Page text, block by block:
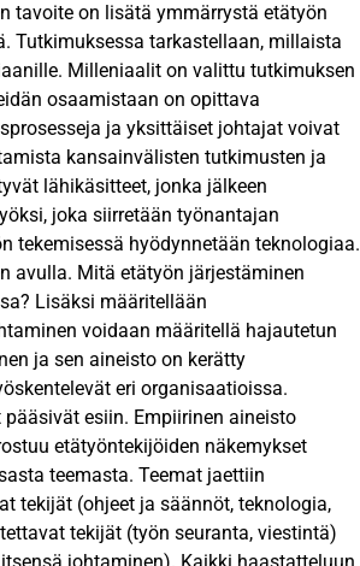
tavoite on lisätä ymmärrystä etätyön
Tutkimuksessa tarkastellaan, millaista
Milleniaalit on valittu tutkimuksen
osaamistaan on opittava
ja yksittäiset johtajat voivat
kansainvälisten tutkimusten ja
lähikäsitteet, jonka jälkeen
joka siirretään työnantajan
tekemisessä hyödynnetään teknologiaa.
avulla. Mitä etätyön järjestäminen
Lisäksi määritellään
voidaan määritellä hajautetun
ja sen aineisto on kerätty
eri organisaatioissa.
esiin. Empiirinen aineisto
etätyöntekijöiden näkemykset
teemasta. Teemat jaettiin
tekijät (ohjeet ja säännöt, teknologia,
tekijät (työn seuranta, viestintä)